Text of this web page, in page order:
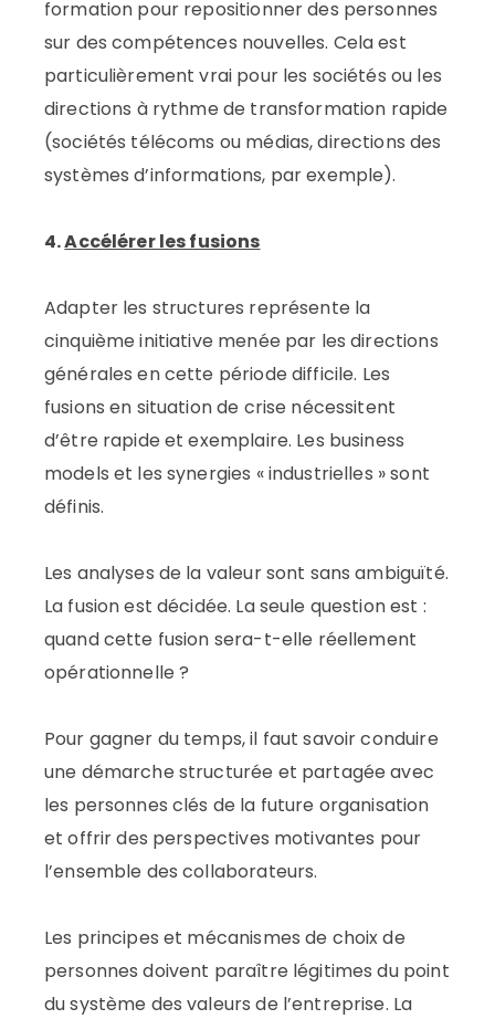
formation pour repositionner des personnes
sur des compétences nouvelles. Cela est
particulièrement vrai pour les sociétés ou les
directions à rythme de transformation rapide
(sociétés télécoms ou médias, directions des
systèmes d’informations, par exemple).
4.Accélérer les fusions
Adapter les structures représente la
cinquième initiative menée par les directions
générales en cette période difficile. Les
fusions en situation de crise nécessitent
d’être rapide et exemplaire. Les business
models et les synergies « industrielles » sont
définis.
Les analyses de la valeur sont sans ambiguïté.
La fusion est décidée. La seule question est :
quand cette fusion sera-t-elle réellement
opérationnelle ?
Pour gagner du temps, il faut savoir conduire
une démarche structurée et partagée avec
les personnes clés de la future organisation
et offrir des perspectives motivantes pour
l’ensemble des collaborateurs.
Les principes et mécanismes de choix de
personnes doivent paraître légitimes du point
du système des valeurs de l’entreprise. La